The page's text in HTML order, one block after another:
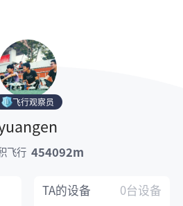
飞行观察员
飞行 454092m
TA的设备 0台设备